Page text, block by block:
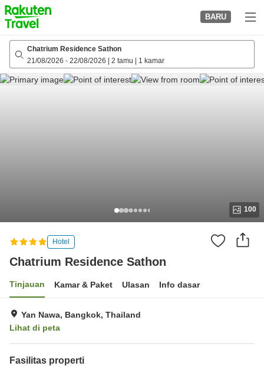
to
top
page
BARU
Chatrium Residence Sathon
21/08/2026 - 22/08/2026 2 tamu 1 kamar
100
Hotel
Chatrium Residence Sathon
Tinjauan Kamar & Paket Ulasan Info dasar
Yan Nawa, Bangkok, Thailand
Lihat di peta
Fasilitas properti